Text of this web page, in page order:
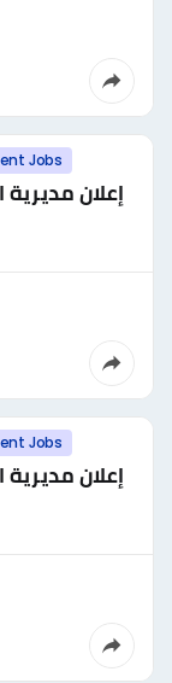
Jobs
إعلان
Jobs
إعلان